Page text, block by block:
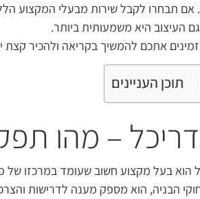
אם תבחרו לקבל שירות מבעלי המקצוע
העיצוב היא משמעותית ביותר.
אתכם להמשיך בקריאה ולהכיר קצת
תוכן העניינים
– מהו
הוא בעל מקצוע חשוב שעומד במרכזו של
הבניה, הוא מספק מענה לדרישות